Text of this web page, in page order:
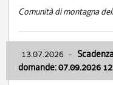
Comunità di montagna
13.07.2026 -
domande: 07.09.2026